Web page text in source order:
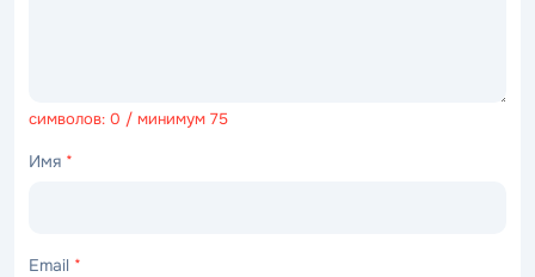
символов: 0 / минимум 75
Имя *
Email *